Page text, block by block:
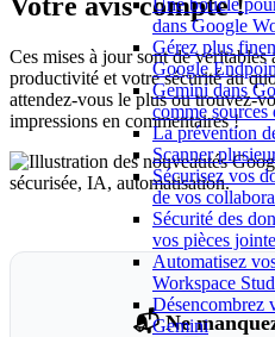
Une boucle
dans Google
Gérez plus
Google
Gemini dans
comme sources
La prévention
Scanner
Sécurisez vos
de vos
Sécurité des
vos pièces
Automatisez
Workspace
Désencombrez
Gemini
Ces mises à jour sont de
productivité et votre sécurité au
attendez-vous le plus ou trouvez-
impressions en commentaires !
📬 Ne